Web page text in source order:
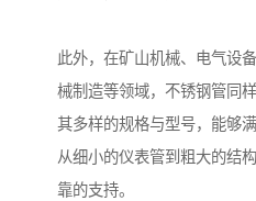
此外，在矿山机械、电气设
械制造等领域，不锈钢管同
其多样的规格与型号，能够
从细小的仪表管到粗大的结
靠的支持。